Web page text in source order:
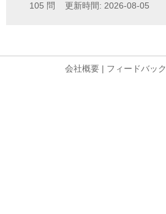
105 問 更新時間: 2026-08-05
会社概要 | フィードバック